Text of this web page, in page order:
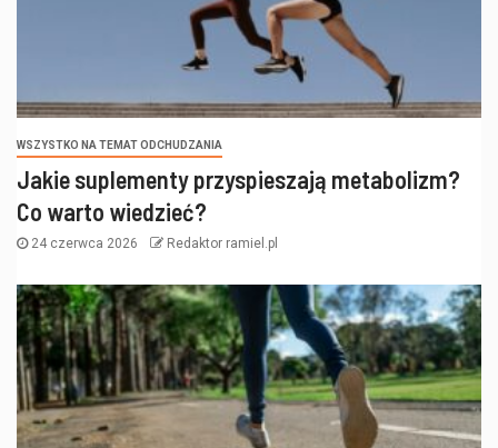
WSZYSTKO NA TEMAT ODCHUDZANIA
Jakie suplementy przyspieszają metabolizm?
Co warto wiedzieć?
24 czerwca 2026 Redaktor ramiel.pl